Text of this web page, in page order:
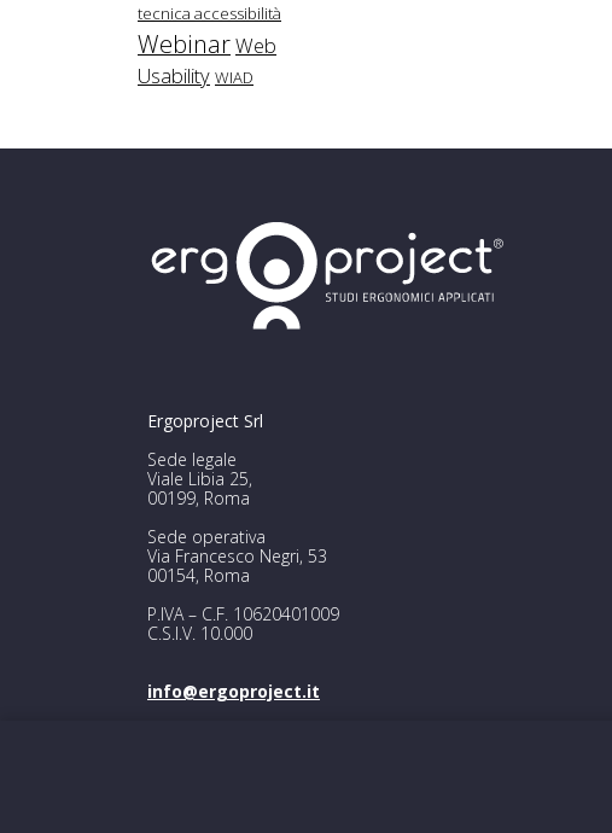
tecnica accessibilità
WebinarWeb
Usability WIAD
Ergoproject Srl
Sede legale
Viale Libia 25,
00199, Roma
Sede operativa
Via Francesco Negri, 53
00154, Roma
P.IVA – C.F. 10620401009
C.S.I.V. 10.000
info@ergoproject.it